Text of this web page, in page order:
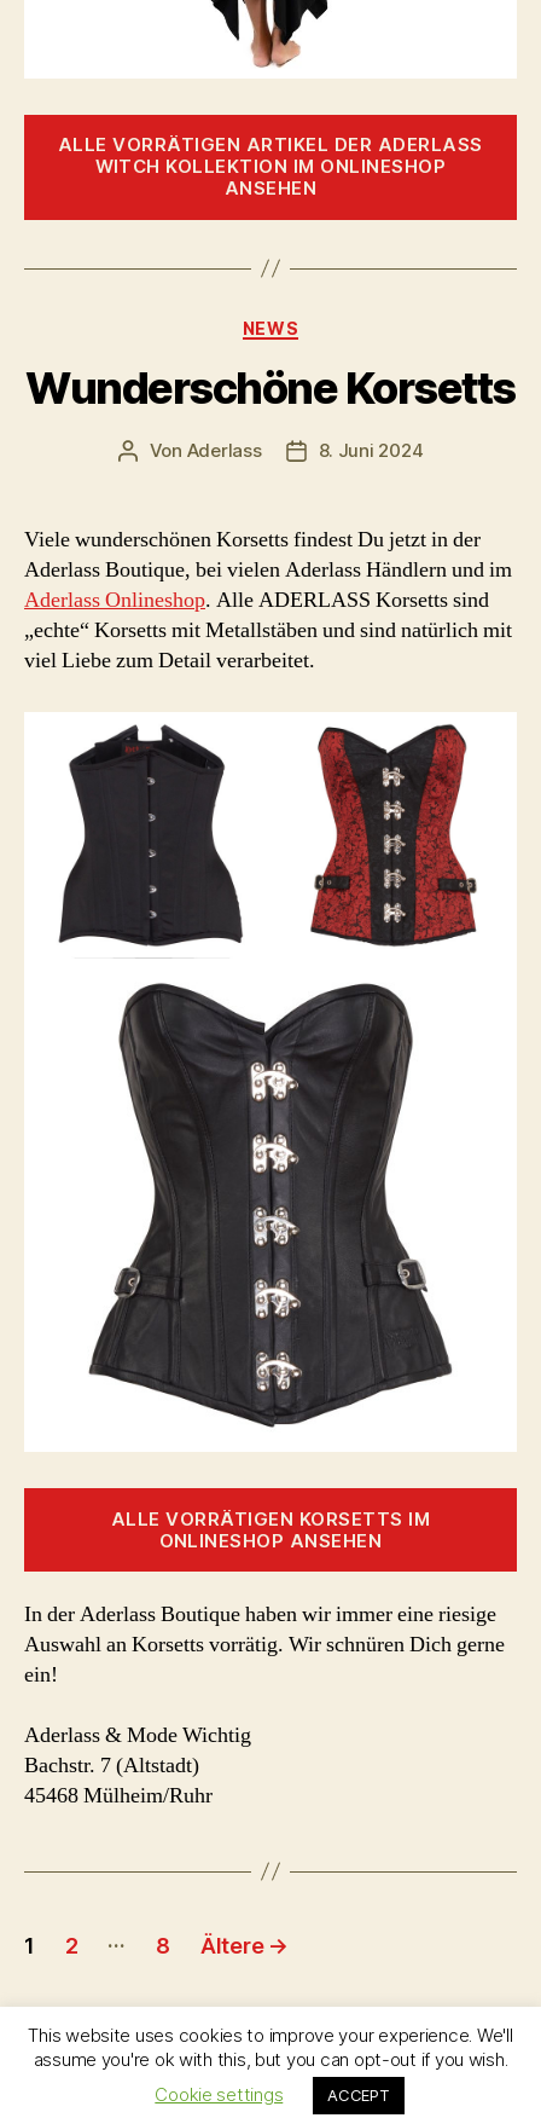
ALLE VORRÄTIGEN ARTIKEL DER ADERLASS
WITCH KOLLEKTION IM ONLINESHOP
ANSEHEN
Kategorien
NEWS
Wunderschöne Korsetts
Beitragsautor
Von Aderlass Beitragsdatum
8. Juni 2024
Viele wunderschönen Korsetts findest Du jetzt in der
Aderlass Boutique, bei vielen Aderlass Händlern und im
Aderlass Onlineshop. Alle ADERLASS Korsetts sind
„echte“ Korsetts mit Metallstäben und sind natürlich mit
viel Liebe zum Detail verarbeitet.
ALLE VORRÄTIGEN KORSETTS IM
ONLINESHOP ANSEHEN
In der Aderlass Boutique haben wir immer eine riesige
Auswahl an Korsetts vorrätig. Wir schnüren Dich gerne
ein!
Aderlass & Mode Wichtig
Bachstr. 7 (Altstadt)
45468 Mülheim/Ruhr
Seitennummerierung
Beiträge
1 2 … 8 Ältere →
Aderlass Onlineshop
This website uses cookies to improve your experience. We'll
assume you're ok with this, but you can opt-out if you wish.
Cookie settings
ACCEPT